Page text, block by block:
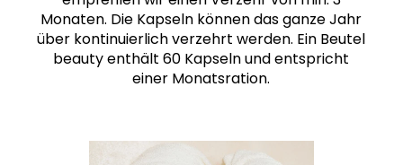
Monaten. Die Kapseln können das ganze Jahr
über kontinuierlich verzehrt werden. Ein Beutel
beauty enthält 60 Kapseln und entspricht
einer Monatsration.